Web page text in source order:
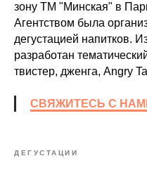
зону ТМ "Минская" в
Агентством была
дегустацией напитков.
разработан
твистер, дженга, Angry
СВЯЖИТЕСЬ С
ДЕГУСТАЦИИ